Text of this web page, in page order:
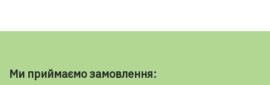
Ми приймаємо замовлення: